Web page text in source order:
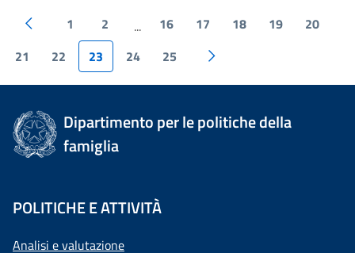
1 2 ... 16 17 18 19
20
21
22 23 24 25
Dipartimento per le politiche della
famiglia
POLITICHE E ATTIVITÀ
Analisi e valutazione